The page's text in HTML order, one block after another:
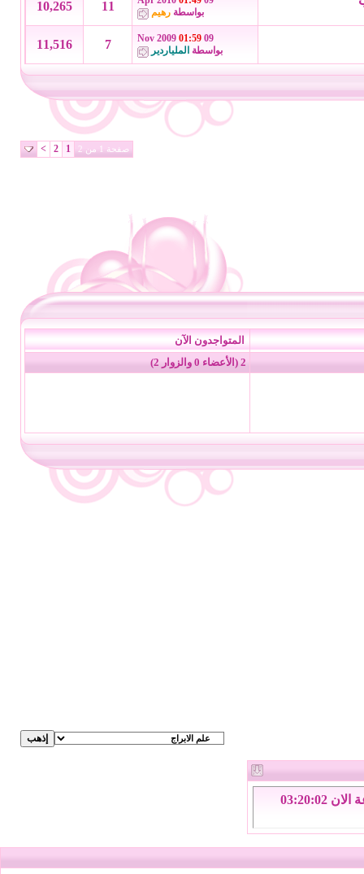
بواسطة رهيم 11
10,265
09 Nov 2009
01:59
بواسطة الملياردير 7
11,516
صفحة 1 من 2 1
2
>
المتواجدون الآن
2 (الأعضاء 0 والزوار 2)
الاحد 9 من اغسطس 2026 , الساعة الان 03:20:03